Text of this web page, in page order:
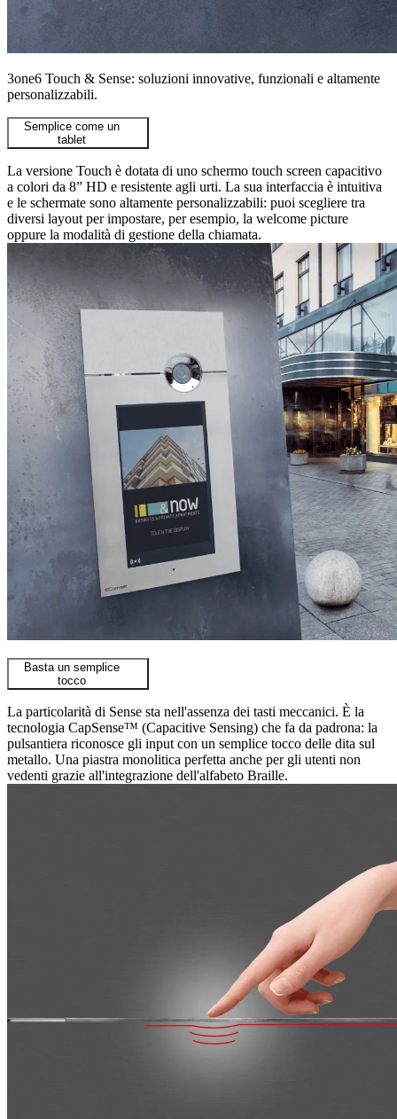
3one6 Touch & Sense: soluzioni innovative, funzionali e altamente
personalizzabili.
Semplice come un
tablet
La versione Touch è dotata di uno schermo touch screen capacitivo
a colori da 8” HD e resistente agli urti. La sua interfaccia è intuitiva
e le schermate sono altamente personalizzabili: puoi scegliere tra
diversi layout per impostare, per esempio, la welcome picture
oppure la modalità di gestione della chiamata.
Basta un semplice
tocco
La particolarità di Sense sta nell'assenza dei tasti meccanici. È la
tecnologia CapSense™ (Capacitive Sensing) che fa da padrona: la
pulsantiera riconosce gli input con un semplice tocco delle dita sul
metallo. Una piastra monolitica perfetta anche per gli utenti non
vedenti grazie all'integrazione dell'alfabeto Braille.